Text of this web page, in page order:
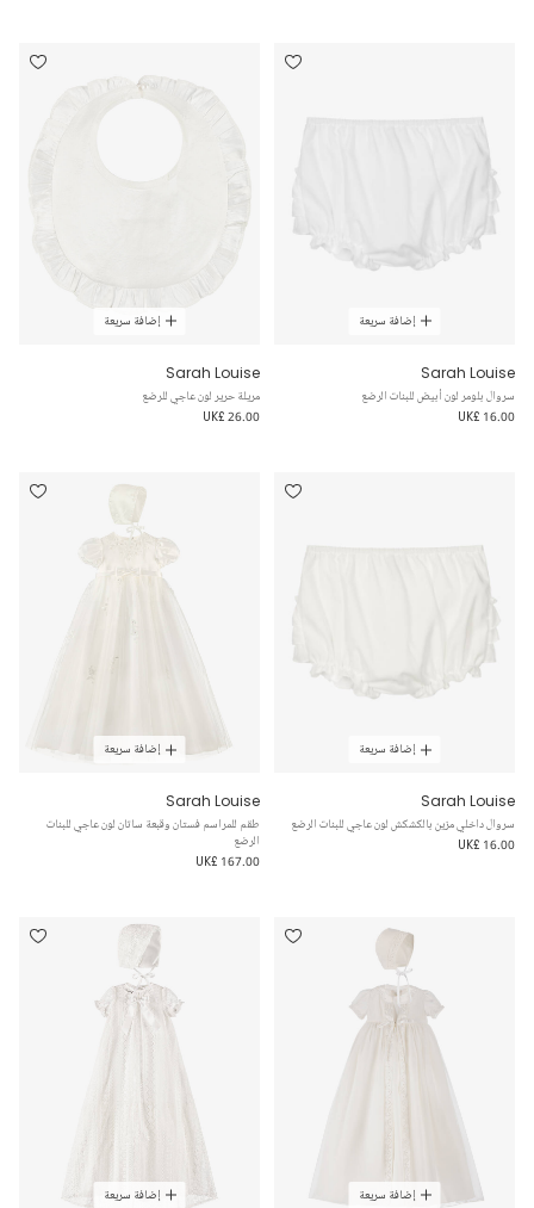
إضافة سريعة
Sarah Louise
سروال بلومر لون أبيض للبنات الرضع
UK£ 16.00
إضافة سريعة
Sarah Louise
مريلة حرير لون عاجي للرضع
UK£ 26.00
إضافة سريعة
Sarah Louise
سروال داخلي مزين بالكشكش لون عاجي للبنات الرضع
UK£ 16.00
إضافة سريعة
Sarah Louise
طقم للمراسم فستان وقبعة ساتان لون عاجي للبنات
الرضع
UK£ 167.00
إضافة سريعة إضافة سريعة